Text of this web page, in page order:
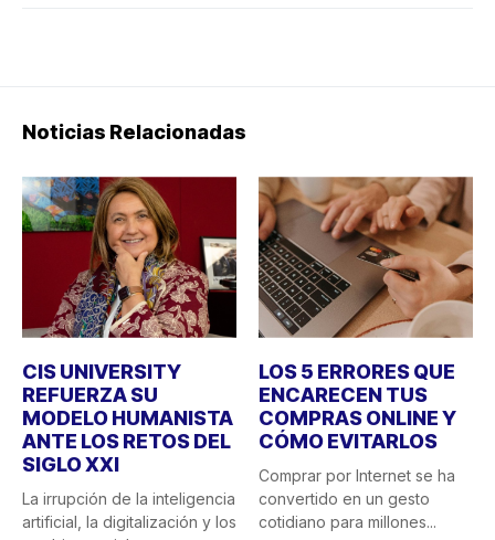
Noticias Relacionadas
CIS UNIVERSITY
REFUERZA SU
MODELO HUMANISTA
ANTE LOS RETOS DEL
SIGLO XXI
La irrupción de la inteligencia
artificial, la digitalización y los
LOS 5 ERRORES QUE
ENCARECEN TUS
COMPRAS ONLINE Y
CÓMO EVITARLOS
Comprar por Internet se ha
convertido en un gesto
cotidiano para millones...